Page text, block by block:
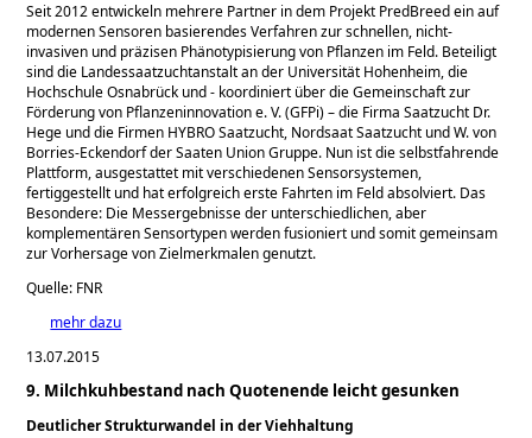
Seit 2012 entwickeln mehrere Partner in dem Projekt PredBreed ein auf
modernen Sensoren basierendes Verfahren zur schnellen, nicht-
invasiven und präzisen Phänotypisierung von Pflanzen im Feld. Beteiligt
sind die Landessaatzuchtanstalt an der Universität Hohenheim, die
Hochschule Osnabrück und - koordiniert über die Gemeinschaft zur
Förderung von Pflanzeninnovation e. V. (GFPi) – die Firma Saatzucht Dr.
Hege und die Firmen HYBRO Saatzucht, Nordsaat Saatzucht und W. von
Borries-Eckendorf der Saaten Union Gruppe. Nun ist die selbstfahrende
Plattform, ausgestattet mit verschiedenen Sensorsystemen,
fertiggestellt und hat erfolgreich erste Fahrten im Feld absolviert. Das
Besondere: Die Messergebnisse der unterschiedlichen, aber
komplementären Sensortypen werden fusioniert und somit gemeinsam
zur Vorhersage von Zielmerkmalen genutzt.
Quelle: FNR
mehr dazu
13.07.2015
9. Milchkuhbestand nach Quotenende leicht gesunken
Deutlicher Strukturwandel in der Viehhaltung